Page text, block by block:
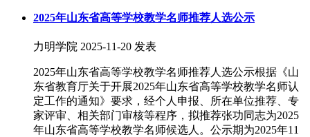
2025年山东省高等学校教学名师推荐人选公示
力明学院 2025-11-20 发表
2025年山东省高等学校教学名师推荐人选公示根据《山
东省教育厅关于开展2025年山东省高等学校教学名师认
定工作的通知》要求，经个人申报、所在单位推荐、专
家评审、相关部门审核等程序，拟推荐张功同志为2025
年山东省高等学校教学名师候选人。公示期为2025年11